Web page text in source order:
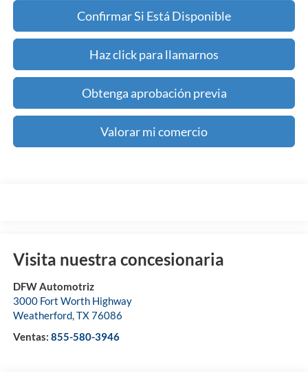
Confirmar Si Está Disponible
Haz click para llamarnos
Obtenga aprobación previa
Valorar mi comercio
Visita nuestra concesionaria
DFW Automotriz
3000 Fort Worth Highway
Weatherford,TX76086
Ventas: 855-580-3946